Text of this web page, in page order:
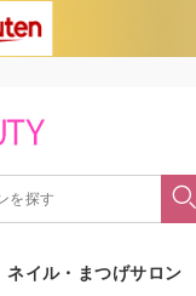
ネイル・まつげサロン